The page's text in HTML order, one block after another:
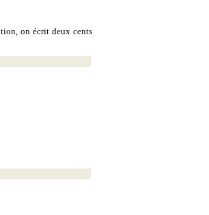
on écrit deux cents